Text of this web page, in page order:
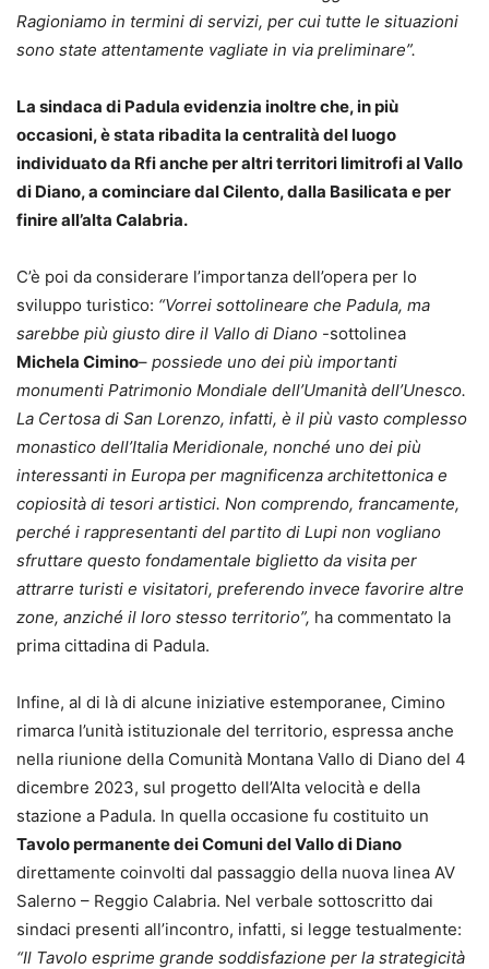
Ragioniamo in termini di servizi, per cui tutte le situazioni
sono state attentamente vagliate in via preliminare”.
La sindaca di Padula evidenzia inoltre che, in più
occasioni, è stata ribadita la centralità del luogo
individuato da Rfi anche per altri territori limitrofi al Vallo
di Diano, a cominciare dal Cilento, dalla Basilicata e per
finire all’alta Calabria.
C’è poi da considerare l’importanza dell’opera per lo
sviluppo turistico: “Vorrei sottolineare che Padula, ma
sarebbe più giusto dire il Vallo di Diano -sottolinea
Michela Cimino– possiede uno dei più importanti
monumenti Patrimonio Mondiale dell’Umanità dell’Unesco.
La Certosa di San Lorenzo, infatti, è il più vasto complesso
monastico dell’Italia Meridionale, nonché uno dei più
interessanti in Europa per magnificenza architettonica e
copiosità di tesori artistici. Non comprendo, francamente,
perché i rappresentanti del partito di Lupi non vogliano
sfruttare questo fondamentale biglietto da visita per
attrarre turisti e visitatori, preferendo invece favorire altre
zone, anziché il loro stesso territorio”, ha commentato la
prima cittadina di Padula.
Infine, al di là di alcune iniziative estemporanee, Cimino
rimarca l’unità istituzionale del territorio, espressa anche
nella riunione della Comunità Montana Vallo di Diano del 4
dicembre 2023, sul progetto dell’Alta velocità e della
stazione a Padula. In quella occasione fu costituito un
Tavolo permanente dei Comuni del Vallo di Diano
direttamente coinvolti dal passaggio della nuova linea AV
Salerno – Reggio Calabria. Nel verbale sottoscritto dai
sindaci presenti all’incontro, infatti, si legge testualmente:
“Il Tavolo esprime grande soddisfazione per la strategicità